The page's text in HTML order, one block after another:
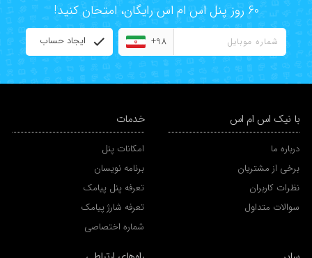
60 روز پنل اس ام اس رایگان، امتحان کنید!
+98 ایجاد حساب
با نیک اس ام اس
درباره ما
برخی از مشتریان
نظرات کاربران
سوالات متداول
خدمات
امکانات پنل
برنامه نویسان
تعرفه پنل پیامک
تعرفه شارژ پیامک
شماره اختصاصی